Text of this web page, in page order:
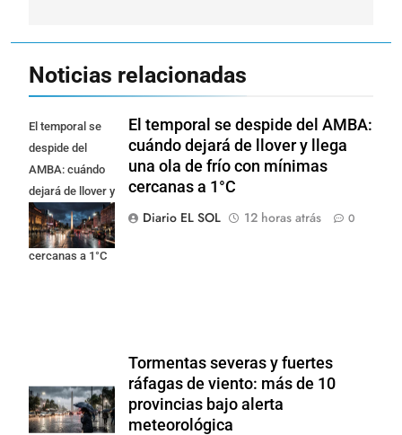
Noticias relacionadas
El temporal se
despide del
AMBA: cuándo
dejará de llover y
llega una ola de
frío con mínimas
cercanas a 1°C
El temporal se despide del AMBA:
cuándo dejará de llover y llega
una ola de frío con mínimas
cercanas a 1°C
Diario EL SOL
12 horas atrás 0
Tormentas severas y fuertes
ráfagas de viento: más de 10
provincias bajo alerta
meteorológica